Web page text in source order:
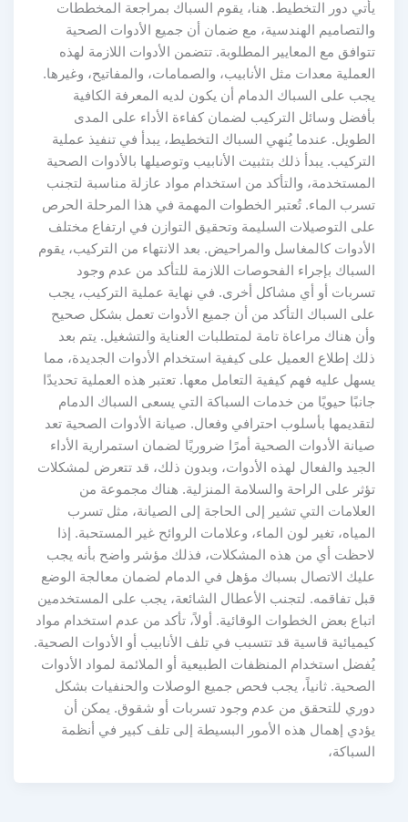
يأتي دور التخطيط. هنا، يقوم السباك بمراجعة المخططات
والتصاميم الهندسية، مع ضمان أن جميع الأدوات الصحية
تتوافق مع المعايير المطلوبة. تتضمن الأدوات اللازمة لهذه
العملية معدات مثل الأنابيب، والصمامات، والمفاتيح، وغيرها.
يجب على السباك الدمام أن يكون لديه المعرفة الكافية
بأفضل وسائل التركيب لضمان كفاءة الأداء على المدى
الطويل. عندما يُنهي السباك التخطيط، يبدأ في تنفيذ عملية
التركيب. يبدأ ذلك بتثبيت الأنابيب وتوصيلها بالأدوات الصحية
المستخدمة، والتأكد من استخدام مواد عازلة مناسبة لتجنب
تسرب الماء. تُعتبر الخطوات المهمة في هذا المرحلة الحرص
على التوصيلات السليمة وتحقيق التوازن في ارتفاع مختلف
الأدوات كالمغاسل والمراحيض. بعد الانتهاء من التركيب، يقوم
السباك بإجراء الفحوصات اللازمة للتأكد من عدم وجود
تسربات أو أي مشاكل أخرى. في نهاية عملية التركيب، يجب
على السباك التأكد من أن جميع الأدوات تعمل بشكل صحيح
وأن هناك مراعاة تامة لمتطلبات العناية والتشغيل. يتم بعد
ذلك إطلاع العميل على كيفية استخدام الأدوات الجديدة، مما
يسهل عليه فهم كيفية التعامل معها. تعتبر هذه العملية تحديدًا
جانبًا حيويًا من خدمات السباكة التي يسعى السباك الدمام
لتقديمها بأسلوب احترافي وفعال. صيانة الأدوات الصحية تعد
صيانة الأدوات الصحية أمرًا ضروريًا لضمان استمرارية الأداء
الجيد والفعال لهذه الأدوات، وبدون ذلك، قد تتعرض لمشكلات
تؤثر على الراحة والسلامة المنزلية. هناك مجموعة من
العلامات التي تشير إلى الحاجة إلى الصيانة، مثل تسرب
المياه، تغير لون الماء، وعلامات الروائح غير المستحبة. إذا
لاحظت أي من هذه المشكلات، فذلك مؤشر واضح بأنه يجب
عليك الاتصال بسباك مؤهل في الدمام لضمان معالجة الوضع
قبل تفاقمه. لتجنب الأعطال الشائعة، يجب على المستخدمين
اتباع بعض الخطوات الوقائية. أولاً، تأكد من عدم استخدام مواد
كيميائية قاسية قد تتسبب في تلف الأنابيب أو الأدوات الصحية.
يُفضل استخدام المنظفات الطبيعية أو الملائمة لمواد الأدوات
الصحية. ثانياً، يجب فحص جميع الوصلات والحنفيات بشكل
دوري للتحقق من عدم وجود تسربات أو شقوق. يمكن أن
يؤدي إهمال هذه الأمور البسيطة إلى تلف كبير في أنظمة
السباكة،